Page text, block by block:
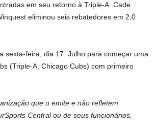
em seu retorno à Triple-A. Cade
eliminou seis rebatedores em 2,0
sexta-feira, dia 17. Julho para começar uma
(Triple-A, Chicago Cubs) com primeiro
que o emite e não refletem
Central ou de seus funcionários.